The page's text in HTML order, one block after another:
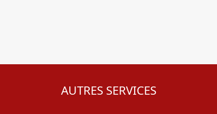
AUTRES SERVICES